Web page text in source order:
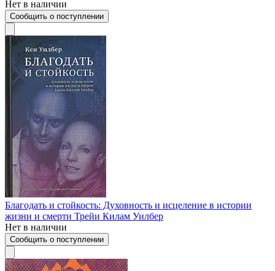
Нет в наличии
Сообщить о поступлении
Благодать и стойкость: Духовность и исцеление в истории
жизни и смерти Трейи Килам Уилбер
Нет в наличии
Сообщить о поступлении